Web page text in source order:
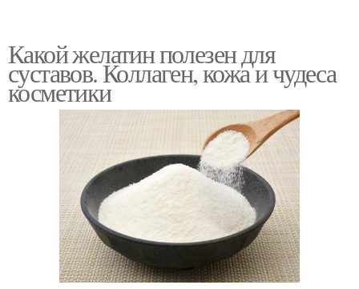
Какой желатин полезен для
суставов. Коллаген, кожа и чудеса
косметики